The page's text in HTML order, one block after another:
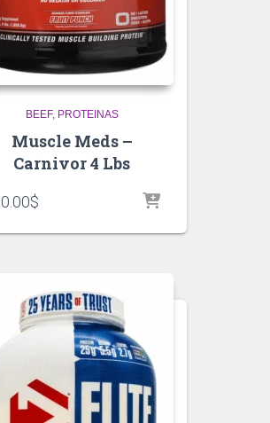
BEEF PROTEINAS
Muscle Meds –
Carnivor 4 Lbs
$